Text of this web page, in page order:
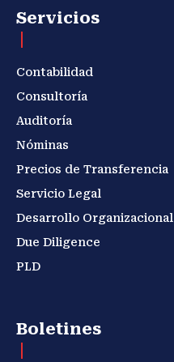
Servicios
Contabilidad
Consultoría
Auditoría
Nóminas
Precios de Transferencia
Servicio Legal
Desarrollo Organizacional
Due Diligence
PLD
Boletines